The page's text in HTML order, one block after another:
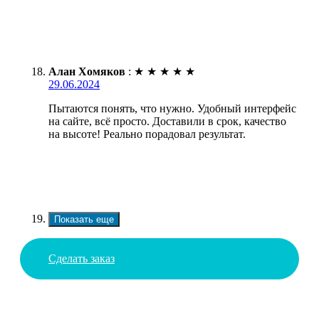
Алан Хомяков : ★ ★ ★ ★ ★
29.06.2024
Пытаются понять, что нужно. Удобный интерфейс
на сайте, всё просто. Доставили в срок, качество
на высоте! Реально порадовал результат.
Показать еще
Сделать заказ